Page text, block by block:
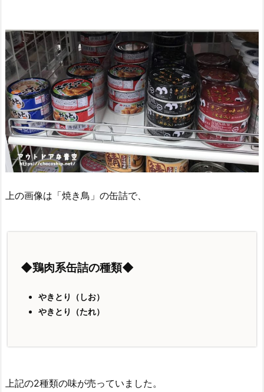
上の画像は「焼き鳥」の缶詰で、
◆鶏肉系缶詰の種類◆
やきとり（しお）
やきとり（たれ）
上記の2種類の味が売っていました。